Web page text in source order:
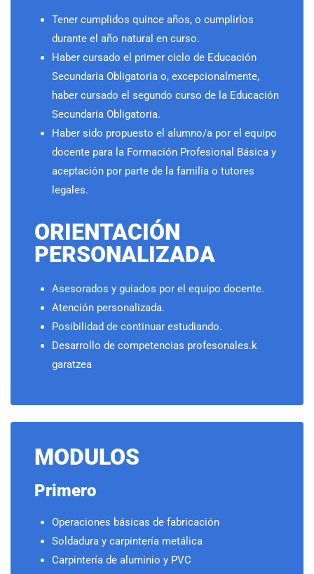
Tener cumplidos quince años, o cumplirlos
durante el año natural en curso.
Haber cursado el primer ciclo de Educación
Secundaria Obligatoria o, excepcionalmente,
haber cursado el segundo curso de la Educación
Secundaria Obligatoria.
Haber sido propuesto el alumno/a por el equipo
docente para la Formación Profesional Básica y
aceptación por parte de la familia o tutores
legales.
ORIENTACIÓN
PERSONALIZADA
Asesorados y guiados por el equipo docente.
Atención personalizada.
Posibilidad de continuar estudiando.
Desarrollo de competencias profesonales.k
garatzea
MODULOS
Primero
Operaciones básicas de fabricación
Soldadura y carpintería metálica
Carpintería de aluminio y PVC